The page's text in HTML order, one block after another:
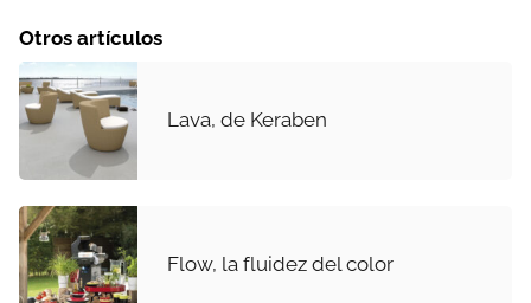
Otros artículos
Lava, de Keraben
Flow, la fluidez del color